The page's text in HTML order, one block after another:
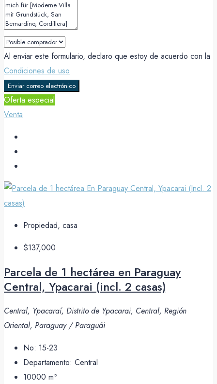
Al enviar este formulario, declaro que estoy de acuerdo con la
Condiciones de uso
Enviar correo electrónico
Oferta especial
Venta
Propiedad, casa
$137,000
Parcela de 1 hectárea en Paraguay
Central, Ypacarai (incl. 2 casas)
Central, Ypacaraí, Distrito de Ypacarai, Central, Región
Oriental, Paraguay / Paraguái
No: 15-23
Departamento: Central
10000 m²